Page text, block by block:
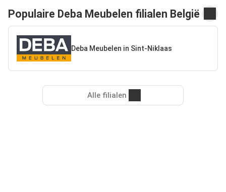
Populaire Deba Meubelen filialen België
Deba Meubelen in Sint-Niklaas
Alle filialen